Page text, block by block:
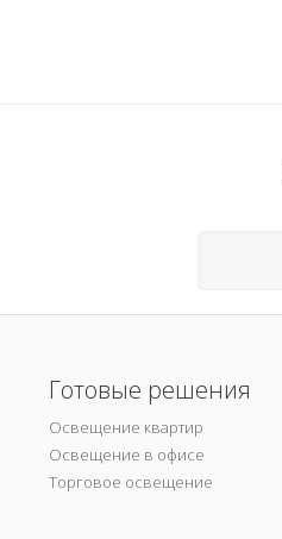
Готовые решения
Освещение квартир
Освещение в офисе
Торговое освещение